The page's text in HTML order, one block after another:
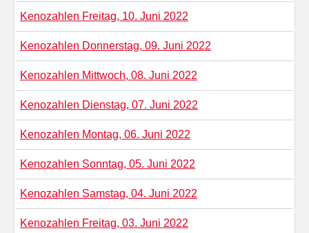
Kenozahlen Freitag, 10. Juni 2022
Kenozahlen Donnerstag, 09. Juni 2022
Kenozahlen Mittwoch, 08. Juni 2022
Kenozahlen Dienstag, 07. Juni 2022
Kenozahlen Montag, 06. Juni 2022
Kenozahlen Sonntag, 05. Juni 2022
Kenozahlen Samstag, 04. Juni 2022
Kenozahlen Freitag, 03. Juni 2022